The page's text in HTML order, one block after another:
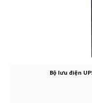
Bộ lưu điện